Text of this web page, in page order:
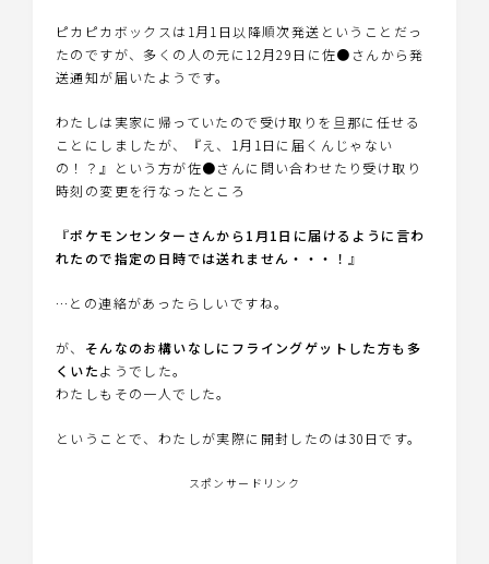
ピカピカボックスは1月1日以降順次発送ということだっ
たのですが、多くの人の元に12月29日に佐●さんから発
送通知が届いたようです。
わたしは実家に帰っていたので受け取りを旦那に任せる
ことにしましたが、『え、1月1日に届くんじゃない
の！？』という方が佐●さんに問い合わせたり受け取り
時刻の変更を行なったところ
『ポケモンセンターさんから1月1日に届けるように言わ
れたので指定の日時では送れません・・・！ 』
…との連絡があったらしいですね。
が、 そんなのお構いなしにフライングゲットした方も多
くいたようでした。
わたしもその一人でした。
ということで、わたしが実際に開封したのは30日です。
スポンサードリンク